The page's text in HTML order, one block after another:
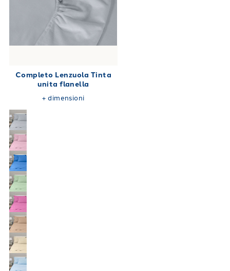
Completo Lenzuola Tinta
unita flanella
+dimensioni